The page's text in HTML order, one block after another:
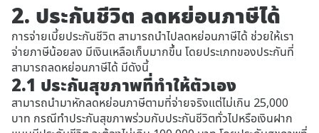
2. ประกันชีวิต ลดหย่อนภาษีได้
การจ่ายเบี้ยประกันชีวิต สามารถนำไปลดหย่อนภาษีได้ ช่วยให้เรา
จ่ายภาษีน้อยลง มีเงินเหลือเก็บมากขึ้น โดยประเภทของประกันที่
สามารถลดหย่อนภาษีได้ มีดังนี้
2.1 ประกันสุขภาพที่ทำให้ตัวเอง
สามารถนำมาหักลดหย่อนภาษีตามที่จ่ายจริงแต่ไม่เกิน 25,000
บาท กรณีทำประกันสุขภาพร่วมกับประกันชีวิตทั่วไปหรือเงินฝาก